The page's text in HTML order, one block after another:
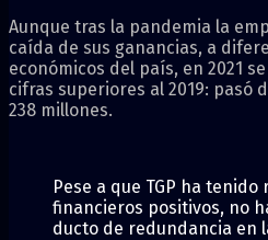
Aunque tras la pandemia la
caída de sus ganancias, a
económicos del país, en 2021
cifras superiores al 2019: pasó
238 millones.
Pese a que TGP ha tenido
financieros positivos, no
ducto de redundancia en